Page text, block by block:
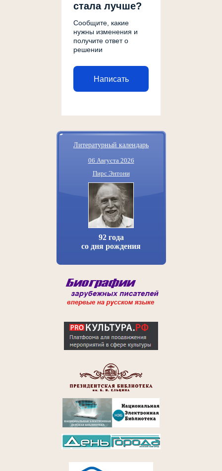
стала лучше?
Сообщите, какие
нужны изменения и
получите ответ о
решении
Написать
Литературный календарь
06 Августа 2026
Пирс Энтони
92 года
со дня рождения